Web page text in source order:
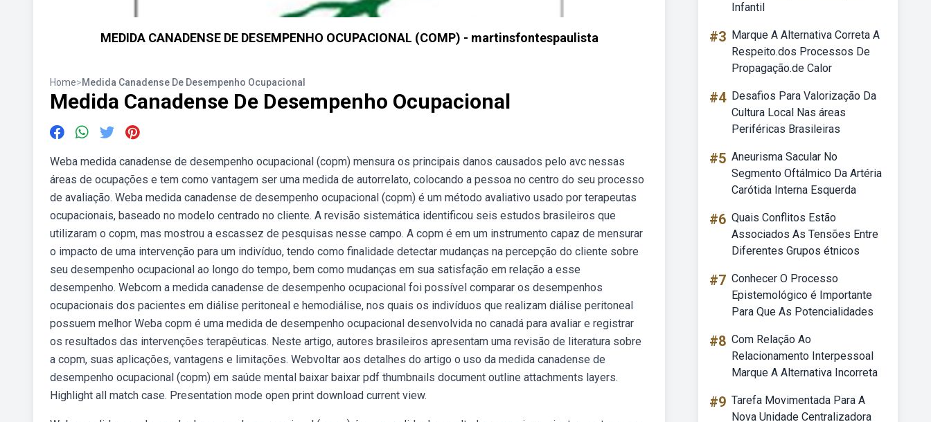
MEDIDA CANADENSE DE DESEMPENHO OCUPACIONAL (COMP) - martinsfontespaulista
Home>Medida Canadense De Desempenho Ocupacional
Medida Canadense De Desempenho Ocupacional
Weba medida canadense de desempenho ocupacional (copm) mensura os principais danos causados pelo avc nessas
áreas de ocupações e tem como vantagem ser uma medida de autorrelato, colocando a pessoa no centro do seu processo
de avaliação. Weba medida canadense de desempenho ocupacional (copm) é um método avaliativo usado por terapeutas
ocupacionais, baseado no modelo centrado no cliente. A revisão sistemática identificou seis estudos brasileiros que
utilizaram o copm, mas mostrou a escassez de pesquisas nesse campo. A copm é em um instrumento capaz de mensurar
o impacto de uma intervenção para um indivíduo, tendo como finalidade detectar mudanças na percepção do cliente sobre
seu desempenho ocupacional ao longo do tempo, bem como mudanças em sua satisfação em relação a esse
desempenho. Webcom a medida canadense de desempenho ocupacional foi possível comparar os desempenhos
ocupacionais dos pacientes em diálise peritoneal e hemodiálise, nos quais os indivíduos que realizam diálise peritoneal
possuem melhor Weba copm é uma medida de desempenho ocupacional desenvolvida no canadá para avaliar e registrar
os resultados das intervenções terapêuticas. Neste artigo, autores brasileiros apresentam uma revisão de literatura sobre
a copm, suas aplicações, vantagens e limitações. Webvoltar aos detalhes do artigo o uso da medida canadense de
desempenho ocupacional (copm) em saúde mental baixar baixar pdf thumbnails document outline attachments layers.
Highlight all match case. Presentation mode open print download current view.
Infantil
#3 Marque A Alternativa Correta A
Respeito.dos Processos De
Propagação.de Calor
#4 Desafios Para Valorização Da
Cultura Local Nas áreas
Periféricas Brasileiras
#5 Aneurisma Sacular No
Segmento Oftálmico Da Artéria
Carótida Interna Esquerda
#6 Quais Conflitos Estão
Associados As Tensões Entre
Diferentes Grupos étnicos
#7 Conhecer O Processo
Epistemológico é Importante
Para Que As Potencialidades
#8 Com Relação Ao
Relacionamento Interpessoal
Marque A Alternativa Incorreta
#9 Tarefa Movimentada Para A
Nova Unidade Centralizadora